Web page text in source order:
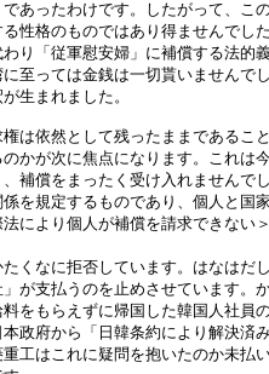
あったわけです。したがって、こ
性格のものではあり得ませんでし
り「従軍慰安婦」に補償する法的
至っては金銭は一切貰いませんで
生まれました。
依然として残ったままであるこ
かが次に焦点になります。これは
補償をまったく受け入れませんで
を規定するものであり、個人と国
により個人が補償を請求できない
なに拒否しています。はなはだ
が支払うのを止めさせています。
をもらえずに帰国した韓国人社員
政府から「日韓条約により解決済
工はこれに疑問を抱いたのか未払